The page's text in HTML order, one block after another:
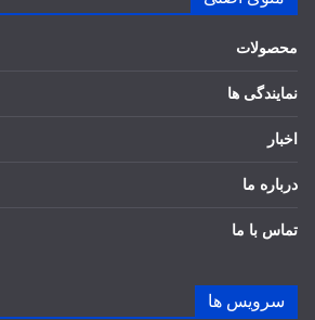
محصولات
نمایندگی ها
اخبار
درباره ما
تماس با ما
سرویس ها